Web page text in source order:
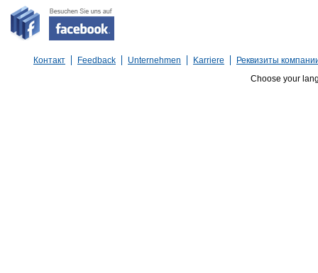
Контакт Feedback Unternehmen Karriere
Реквизиты
Choose your